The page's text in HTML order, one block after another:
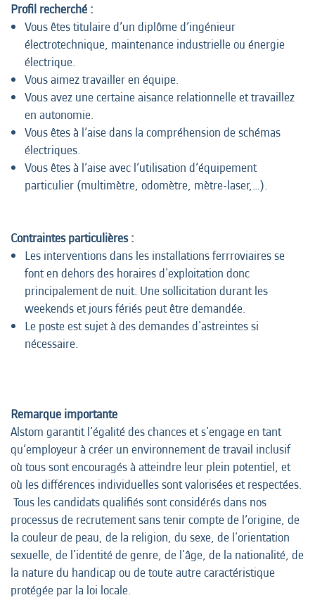
Profil recherché :
Vous êtes titulaire d’un diplôme d’ingénieur
électrotechnique, maintenance industrielle ou énergie
électrique.
Vous aimez travailler en équipe.
Vous avez une certaine aisance relationnelle et travaillez
en autonomie.
Vous êtes à l’aise dans la compréhension de schémas
électriques.
Vous êtes à l’aise avec l’utilisation d’équipement
particulier (multimètre, odomètre, mètre-laser,…).
Contraintes particulières :
Les interventions dans les installations ferrroviaires se
font en dehors des horaires d'exploitation donc
principalement de nuit. Une sollicitation durant les
weekends et jours fériés peut être demandée.
Le poste est sujet à des demandes d'astreintes si
nécessaire.
Remarque importante
Alstom garantit l'égalité des chances et s'engage en tant
qu’employeur à créer un environnement de travail inclusif
où tous sont encouragés à atteindre leur plein potentiel, et
où les différences individuelles sont valorisées et respectées.
Tous les candidats qualifiés sont considérés dans nos
processus de recrutement sans tenir compte de l’origine, de
la couleur de peau, de la religion, du sexe, de l'orientation
sexuelle, de l'identité de genre, de l'âge, de la nationalité, de
la nature du handicap ou de toute autre caractéristique
protégée par la loi locale.